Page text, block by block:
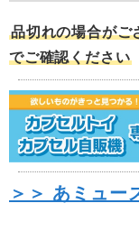
品切れの場合がご
でご確認ください
＞＞ あミュー